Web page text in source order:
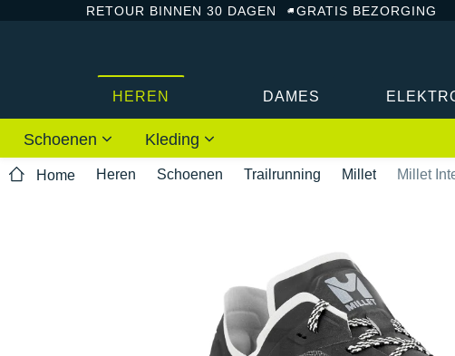
RETOUR BINNEN 30 DAGEN GRATIS BEZORGING
HEREN DAMES
Schoenen Kleding
Home Heren Schoenen Trailrunning Millet Millet